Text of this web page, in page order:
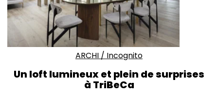
ARCHI / Incognito
Un loft lumineux et plein de surprises
à TriBeCa